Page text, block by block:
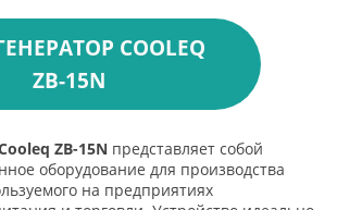
COOLEQ
ZB-15N
ZB-15N представляет собой
оборудование для производства
на предприятиях